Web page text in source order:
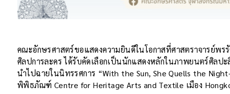
คณะอักษรศาสตร์ขอแสดงความยินดีในโอกาสที่ศาสตราจารย์พร
ศิลปการละคร ได้รับคัดเลือก​เป็นนักแสดงหลัก​ในภาพยนตร์ศิลปะ
นำไปฉายในนิทรรศการ “With​ the Sun, She Quells the
พิพิธภัณฑ์​ Centre for Heritage Arts and Textile เมือง​